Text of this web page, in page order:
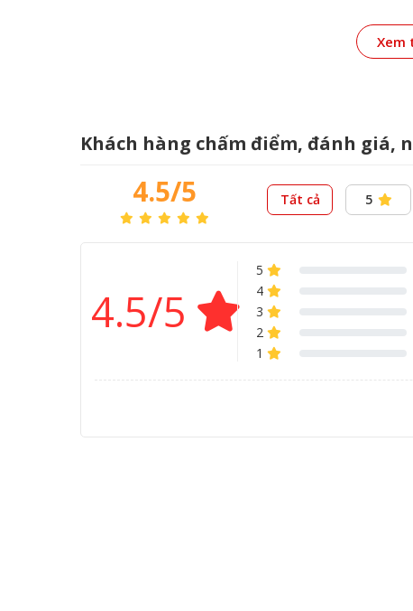
Mua FAN LED CENTAUR CT M1 chính hãng ở
FAN LED CENTAUR CT M1Xem
Khách hàng chấm điểm, đánh giá,
4.5/5 Tất cả 5
4.5/5
5
4
3
2
1